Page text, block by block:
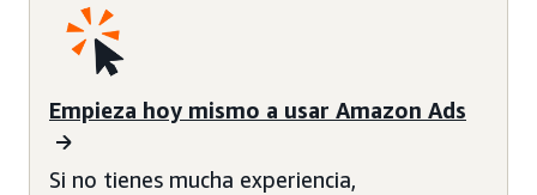
Empieza hoy mismo a usar Amazon Ads
Si no tienes mucha experiencia,